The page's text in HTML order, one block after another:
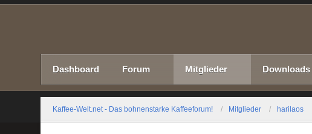
Dashboard Forum Mitglieder Downloads
Kaffee-Welt.net - Das bohnenstarke Kaffeeforum! Mitglieder harilaos